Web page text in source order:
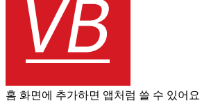
홈 화면에 추가하면 앱처럼 쓸 수 있어요